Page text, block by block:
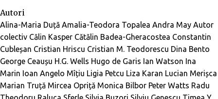
Autori
Alina-Maria Duță Amalia-Teodora Topalea Andra May Autor
colectiv Călin Kasper Cătălin Badea-Gheracostea Constantin
Cubleșan Cristian Hriscu Cristian M. Teodorescu Dina Bento
George Ceaușu H.G. Wells Hugo de Garis Ian Watson Ina
Marin Ioan Angelo Mîțiu Ligia Petcu Liza Karan Lucian Merișca
Marian Truță Mircea Opriță Monica Bilbor Peter Watts Radu